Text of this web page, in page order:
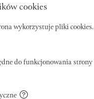
cookies
wykorzystuje pliki cookies.
do funkcjonowania strony